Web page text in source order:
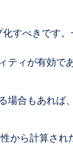
すべきです
ティが有効で
場合もあれば
から計算され